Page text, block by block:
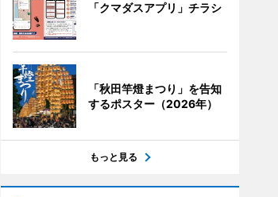
「クマダスアプリ」チラシ
「秋田竿燈まつり」を告知
するポスター（2026年）
もっと見る